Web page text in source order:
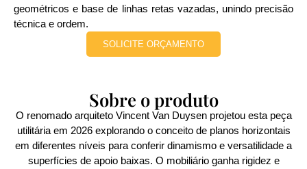
geométricos e base de linhas retas vazadas, unindo precisão
técnica e ordem.
SOLICITE ORÇAMENTO
Sobre o produto
O renomado arquiteto Vincent Van Duysen projetou esta peça
utilitária em 2026 explorando o conceito de planos horizontais
em diferentes níveis para conferir dinamismo e versatilidade a
superfícies de apoio baixas. O mobiliário ganha rigidez e